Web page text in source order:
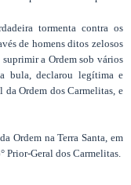
tormenta contra os
de homens ditos zelosos
a Ordem sob vários
bula, declarou legítima e
da Ordem dos Carmelitas, e
Ordem na Terra Santa, em
Geral dos Carmelitas.